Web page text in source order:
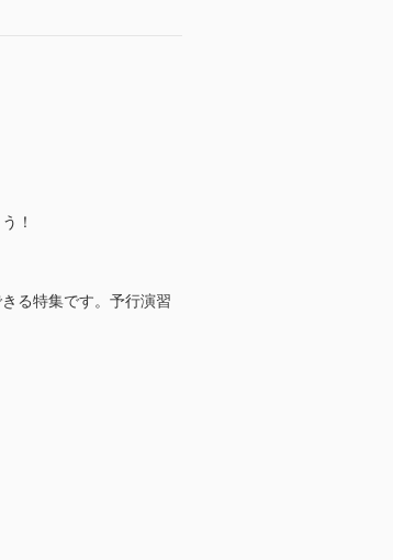
！
る特集です。予行演習